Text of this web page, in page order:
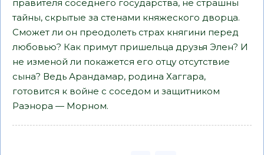
правителя соседнего государства, не страшны
тайны, скрытые за стенами княжеского дворца.
Сможет ли он преодолеть страх княгини перед
любовью? Как примут пришельца друзья Элен? И
не изменой ли покажется его отцу отсутствие
сына? Ведь Арандамар, родина Хаггара,
готовится к войне с соседом и защитником
Раэнора — Морном.